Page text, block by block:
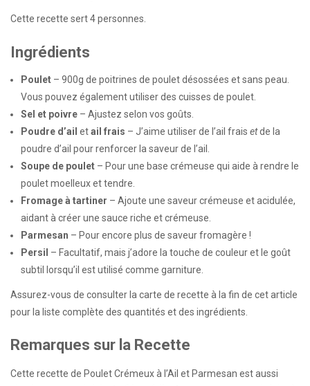
Cette recette sert 4 personnes.
Ingrédients
Poulet – 900g de poitrines de poulet désossées et sans peau.
Vous pouvez également utiliser des cuisses de poulet.
Sel et poivre – Ajustez selon vos goûts.
Poudre d’ail etail frais – J’aime utiliser de l’ail frais etde la
poudre d’ail pour renforcer la saveur de l’ail.
Soupe de poulet – Pour une base crémeuse qui aide à rendre le
poulet moelleux et tendre.
Fromage à tartiner – Ajoute une saveur crémeuse et acidulée,
aidant à créer une sauce riche et crémeuse.
Parmesan – Pour encore plus de saveur fromagère !
Persil – Facultatif, mais j’adore la touche de couleur et le goût
subtil lorsqu’il est utilisé comme garniture.
Assurez-vous de consulter la carte de recette à la fin de cet article
pour la liste complète des quantités et des ingrédients.
Remarques sur la Recette
Cette recette de Poulet Crémeux à l’Ail et Parmesan est aussi